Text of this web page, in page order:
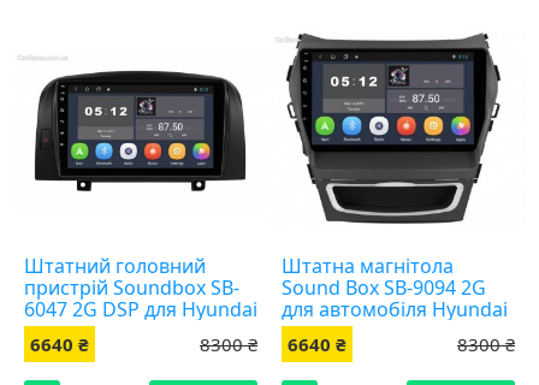
Штатний головний
пристрій Soundbox SB-
6047 2G DSP для Hyundai
Sonata 2006-2009
6640 ₴ 8300 ₴
Штатна магнітола
Sound Box SB-9094 2G
для автомобіля Hyundai
SantaFe IX45
6640 ₴ 8300 ₴